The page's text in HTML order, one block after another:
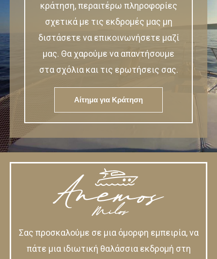
κράτηση, περαιτέρω πληροφορίες
σχετικά με τις εκδρομές μας μη
διστάσετε να επικοινωνήσετε μαζί
μας. Θα χαρούμε να απαντήσουμε
στα σχόλια και τις ερωτήσεις σας.
Αίτημα για Κράτηση
Σας προσκαλούμε σε μια όμορφη εμπειρία, να
πάτε μια ιδιωτική θαλάσσια εκδρομή στη